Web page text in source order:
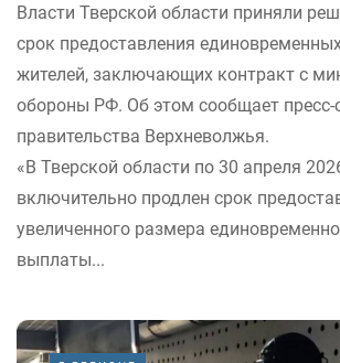
Власти Тверской области приняли
срок предоставления
жителей, заключающих контракт с
обороны РФ. Об этом сообщает пресс-
правительства Верхневолжья.
«В Тверской области по 30 апреля
включительно продлен срок
увеличенного размера
выплаты...